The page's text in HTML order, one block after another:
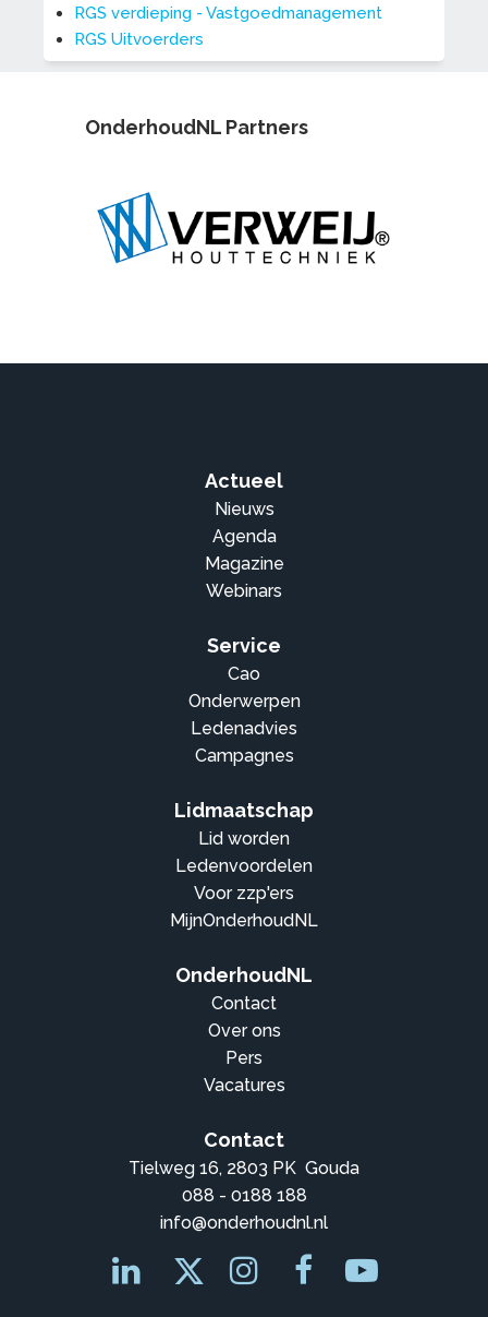
RGS verdieping - Vastgoedmanagement
RGS Uitvoerders
OnderhoudNL Partners
Actueel
Nieuws
Agenda
Magazine
Webinars
Service
Cao
Onderwerpen
Ledenadvies
Campagnes
Lidmaatschap
Lid worden
Ledenvoordelen
Voor zzp'ers
MijnOnderhoudNL
OnderhoudNL
Contact
Over ons
Pers
Vacatures
Contact
Tielweg 16, 2803 PK Gouda
088 - 0188 188
info@onderhoudnl.nl